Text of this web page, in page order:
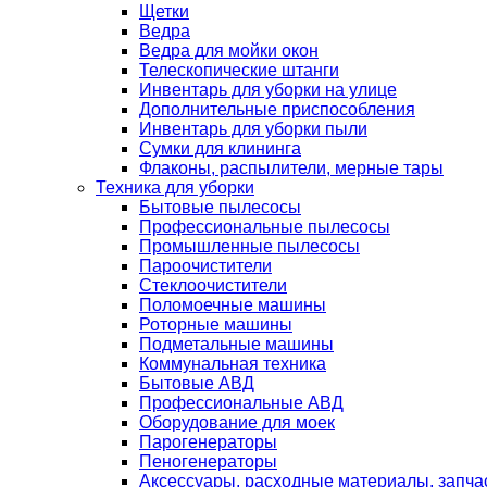
Щетки
Ведра
Ведра для мойки окон
Телескопические штанги
Инвентарь для уборки на улице
Дополнительные приспособления
Инвентарь для уборки пыли
Сумки для клининга
Флаконы, распылители, мерные тары
Техника для уборки
Бытовые пылесосы
Профессиональные пылесосы
Промышленные пылесосы
Пароочистители
Стеклоочистители
Поломоечные машины
Роторные машины
Подметальные машины
Коммунальная техника
Бытовые АВД
Профессиональные АВД
Оборудование для моек
Парогенераторы
Пеногенераторы
Аксессуары, расходные материалы,